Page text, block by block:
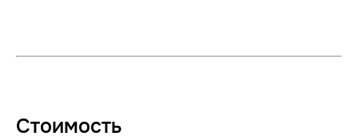
Стоимость